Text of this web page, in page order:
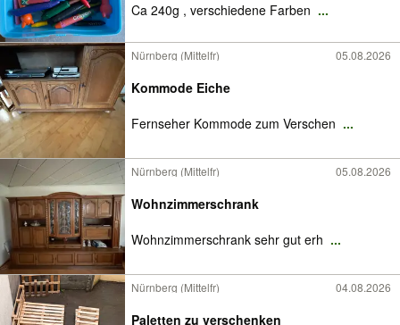
Ca 240g , verschiedene Farben ...
Nürnberg (Mittelfr) 05.08.2026
Kommode Eiche
Fernseher Kommode zum Verschen ...
Nürnberg (Mittelfr) 05.08.2026
Wohnzimmerschrank
Wohnzimmerschrank sehr gut erh ...
Nürnberg (Mittelfr) 04.08.2026
Paletten zu verschenken